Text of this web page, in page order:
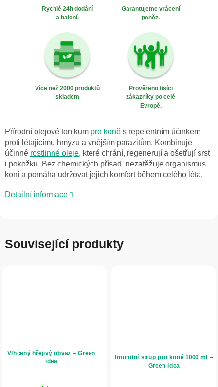
Rychlé 24h dodání
a balení.
Garantujeme vrácení
peněz.
Více než 2000 produktů
skladem
Prověřeno tisíci
zákazníky po celé
Evropě.
Přírodní olejové tonikum pro koně s repelentním účinkem
proti létajícímu hmyzu a vnějším parazitům. Kombinuje
účinné rostlinné oleje, které chrání, regenerují a ošetřují srst
i pokožku. Bez chemických přísad, nezatěžuje organismus
koní a pomáhá udržovat jejich komfort během celého léta.
Detailní informace
Související produkty
Vlhčený hřejivý obvaz – Green
idea
Imunitní sirup pro koně 1000 ml –
Green idea